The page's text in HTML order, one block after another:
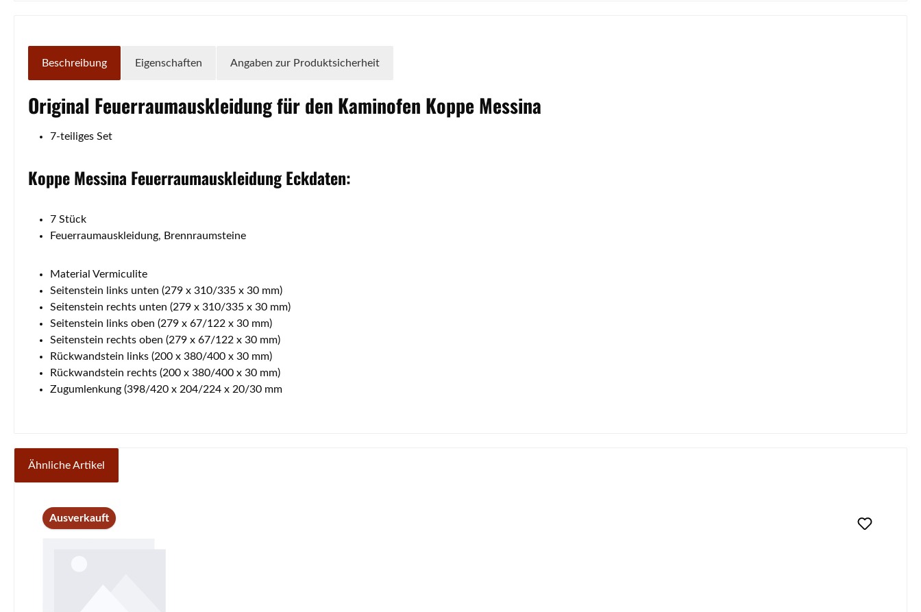
Beschreibung Eigenschaften Angaben zur Produktsicherheit
Original Feuerraumauskleidungfür den Kaminofen Koppe Messina
7-teiliges Set
KoppeMessina FeuerraumauskleidungEckdaten:
7 Stück
Feuerraumauskleidung, Brennraumsteine
Material Vermiculite
Seitenstein links unten (279 x 310/335 x 30 mm)
Seitenstein rechts unten (279 x 310/335 x 30 mm)
Seitenstein links oben (279 x 67/122 x 30 mm)
Seitenstein rechts oben (279 x 67/122 x 30 mm)
Rückwandstein links (200 x 380/400 x 30 mm)
Rückwandstein rechts (200 x 380/400 x 30 mm)
Zugumlenkung (398/420 x 204/224 x 20/30 mm
Ähnliche Artikel
Ausverkauft